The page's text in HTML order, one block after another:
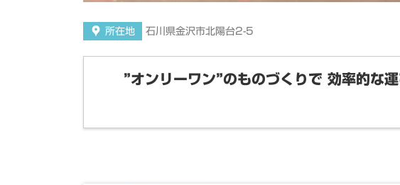
所在地 石川県金沢市北陽台2-5
”オンリーワン”のものづくりで 効率的な